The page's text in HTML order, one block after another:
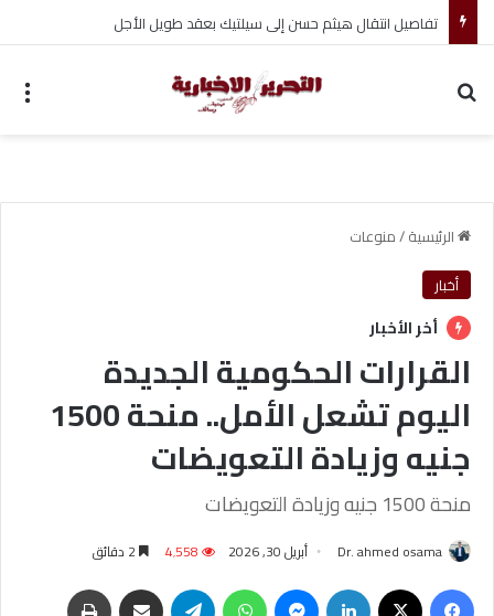
تفاصيل انتقال هيثم حسن إلى سيلتيك بعقد طويل الأجل
الرئيسية/منوعات
أخبار
أخر الأخبار
القرارات الحكومية الجديدة
اليوم تشعل الأمل.. منحة 1500
جنيه وزيادة التعويضات
منحة 1500 جنيه وزيادة التعويضات
Dr. ahmed osama أبريل 30, 2026 4٬558